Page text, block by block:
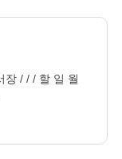
장 / / / 할 일 월